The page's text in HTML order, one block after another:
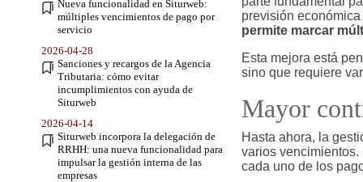
Nueva funcionalidad en Siturweb:
múltiples vencimientos de pago por
servicio
2026-04-28
Sanciones y recargos de la Agencia
Tributaria: cómo evitar
incumplimientos con ayuda de
Siturweb
2026-04-14
Siturweb incorpora la delegación de
RRHH: una nueva funcionalidad para
impulsar la gestión interna de las
empresas
previsión
permite marcar
Esta mejora está
sino que requiere
Mayor
Hasta ahora, la
varios
cada uno de los